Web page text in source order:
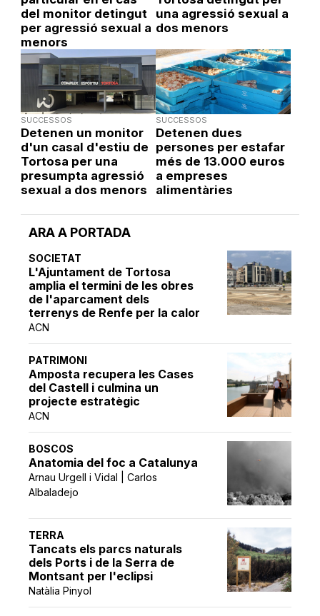
ARA A PORTADA
SOCIETAT
L'Ajuntament de Tortosa
amplia el termini de les obres
de l'aparcament dels
terrenys de Renfe per la calor
ACN
PATRIMONI
Amposta recupera les Cases
del Castell i culmina un
projecte estratègic
ACN
BOSCOS
Anatomia del foc a Catalunya
Arnau Urgell i Vidal | Carlos
Albaladejo
TERRA
Tancats els parcs naturals
dels Ports i de la Serra de
Montsant per l'eclipsi
Natàlia Pinyol
del monitor detingut
per agressió sexual a
menors
una agressió sexual a
dos menors
SUCCESSOS
Detenen un monitor
d'un casal d'estiu de
Tortosa per una
presumpta agressió
sexual a dos menors
SUCCESSOS
Detenen dues
persones per estafar
més de 13.000 euros
a empreses
alimentàries